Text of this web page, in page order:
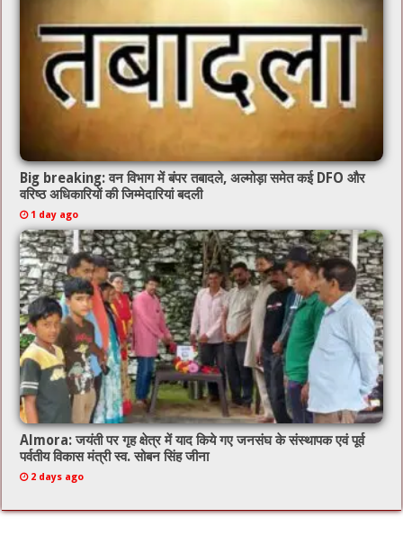
Big breaking: वन विभाग में बंपर तबादले, अल्मोड़ा समेत कई DFO और
वरिष्ठ अधिकारियों की जिम्मेदारियां बदली
1 day ago
Almora: जयंती पर गृह क्षेत्र में याद किये गए जनसंघ के संस्थापक एवं पूर्व
पर्वतीय विकास मंत्री स्व. सोबन सिंह जीना
2 days ago